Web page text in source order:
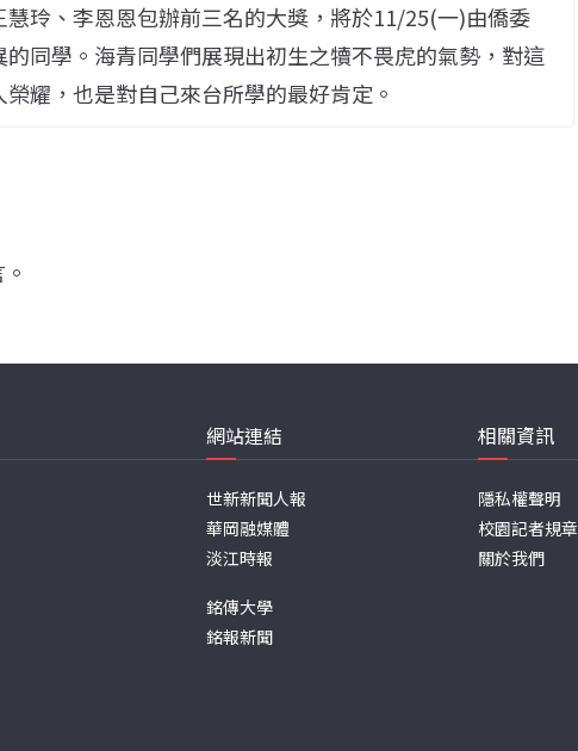
玲、李恩恩包辦前三名的大獎，將於11/25(一)由僑委
同學。海青同學們展現出初生之犢不畏虎的氣勢，對這
耀，也是對自己來台所學的最好肯定。
網站連結
世新新聞人報
華岡融媒體
淡江時報
銘傳大學
銘報新聞
相關資訊
隱私權聲明
校園記者規章
關於我們